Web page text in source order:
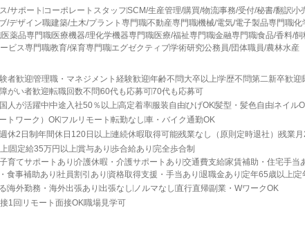
/サポート コーポレートスタッフSCM/生産管理/購買/物流事務/受付/秘書/翻訳小
/デザイン職建築/土木/プラント専門職不動産専門職機械/電気/電子製品専門職化
医薬品専門職 医療機器/理化学機器専門職 医療/福祉専門職金融専門職食品/香料/
ビス専門職教育/保育専門職エグゼクティブ学術研究公務員/団体職員/農林水産
者歓迎管理職・マネジメント経験歓迎年齢不問 大卒以上学歴不問第二新卒歓迎
障がい者歓迎転職回数不問60代も応募可70代も応募可
人が活躍中中途入社50％以上高定着率服装自由ひげOK髪型・髪色自由 ネイル
トワーク）OK フルリモート 転勤なし 車・バイク通勤OK
休2日制年間休日120日以上連続休暇取得可能残業なし（原則定時退社） 残業
固定給35万円以上賞与あり 歩合給あり 完全歩合制
子育てサポートあり 介護休暇・介護サポートあり 交通費支給家賃補助・住宅手当
食事補助あり 社員割引あり 資格取得支援・手当あり 退職金あり 定年65歳以上 定
海外勤務・海外出張あり 出張なし ノルマなし 直行直帰副業・WワークOK
1回 リモート面接OK職場見学可